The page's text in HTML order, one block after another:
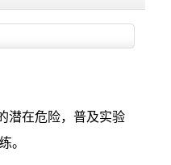
潜在危险，普及实验
。